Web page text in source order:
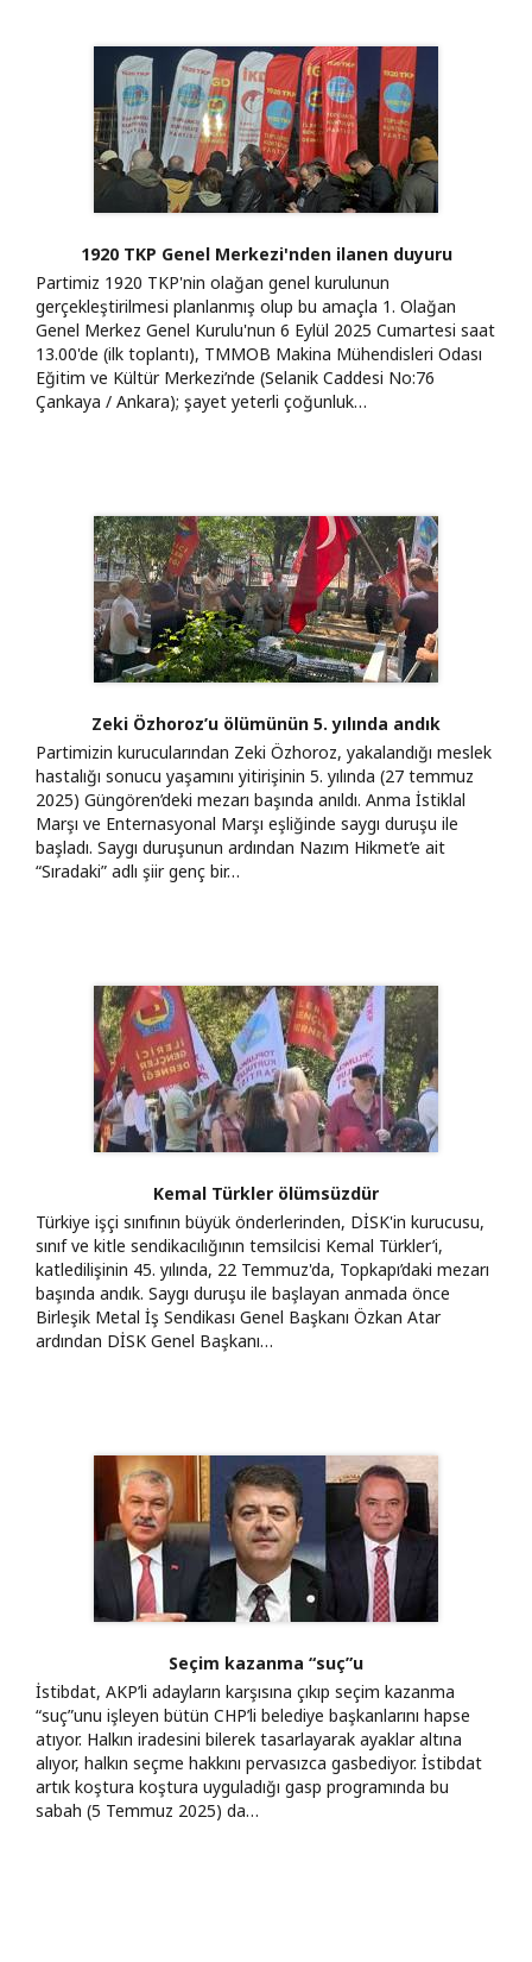
1920 TKP Genel Merkezi'nden ilanen duyuru
Partimiz 1920 TKP'nin olağan genel kurulunun
gerçekleştirilmesi planlanmış olup bu amaçla 1. Olağan
Genel Merkez Genel Kurulu'nun 6 Eylül 2025 Cumartesi saat
13.00'de (ilk toplantı), TMMOB Makina Mühendisleri Odası
Eğitim ve Kültür Merkezi’nde (Selanik Caddesi No:76
Çankaya / Ankara); şayet yeterli çoğunluk…
Zeki Özhoroz’u ölümünün 5. yılında andık
Partimizin kurucularından Zeki Özhoroz, yakalandığı meslek
hastalığı sonucu yaşamını yitirişinin 5. yılında (27 temmuz
2025) Güngören’deki mezarı başında anıldı. Anma İstiklal
Marşı ve Enternasyonal Marşı eşliğinde saygı duruşu ile
başladı. Saygı duruşunun ardından Nazım Hikmet’e ait
“Sıradaki” adlı şiir genç bir…
Kemal Türkler ölümsüzdür
Türkiye işçi sınıfının büyük önderlerinden, DİSK'in kurucusu,
sınıf ve kitle sendikacılığının temsilcisi Kemal Türkler’i,
katledilişinin 45. yılında, 22 Temmuz'da, Topkapı’daki mezarı
başında andık. Saygı duruşu ile başlayan anmada önce
Birleşik Metal İş Sendikası Genel Başkanı Özkan Atar
ardından DİSK Genel Başkanı…
Seçim kazanma “suç”u
İstibdat, AKP’li adayların karşısına çıkıp seçim kazanma
“suç”unu işleyen bütün CHP’li belediye başkanlarını hapse
atıyor. Halkın iradesini bilerek tasarlayarak ayaklar altına
alıyor, halkın seçme hakkını pervasızca gasbediyor. İstibdat
artık koştura koştura uyguladığı gasp programında bu
sabah (5 Temmuz 2025) da…